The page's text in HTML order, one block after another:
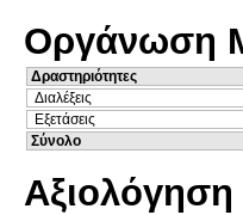
Οργάνωση
Δραστηριότητες
Διαλέξεις
Εξετάσεις
Σύνολο